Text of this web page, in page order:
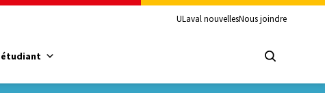
ULaval nouvellesNous joindre
étudiant